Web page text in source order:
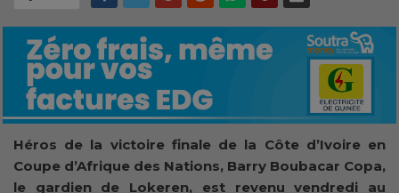
Héros de la victoire finale de la Côte d’Ivoire en
Coupe d’Afrique des Nations, Barry Boubacar Copa,
le gardien de Lokeren, est revenu vendredi au